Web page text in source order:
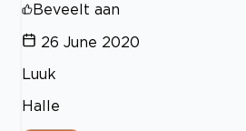
Beveelt aan
26 June 2020
Luuk
Halle